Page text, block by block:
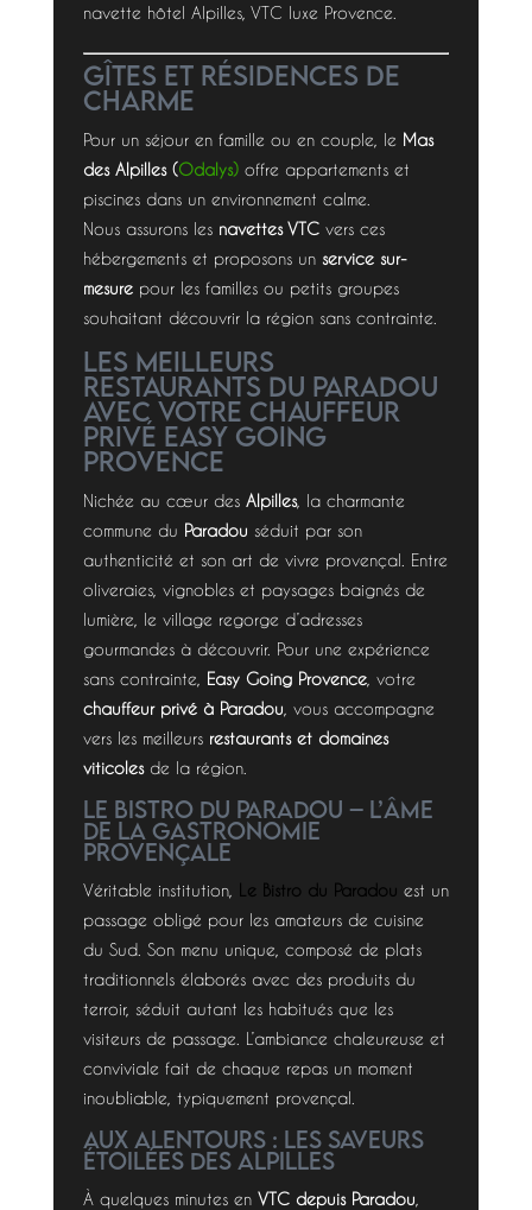
navette hôtel Alpilles, VTC luxe Provence.
Gîtes et résidences de
charme
Pour un séjour en famille ou en couple, le Mas
des Alpilles (Odalys)offre appartements et
piscines dans un environnement calme.
Nous assurons les navettes VTCvers ces
hébergements et proposons un service sur-
mesurepour les familles ou petits groupes
souhaitant découvrir la région sans contrainte.
Les meilleurs
restaurants du Paradou
avec votre chauffeur
privé Easy Going
Provence
Nichée au cœur des Alpilles, la charmante
commune du Paradou séduit par son
authenticité et son art de vivre provençal. Entre
oliveraies, vignobles et paysages baignés de
lumière, le village regorge d’adresses
gourmandes à découvrir. Pour une expérience
sans contrainte, Easy Going Provence, votre
chauffeur privé à Paradou , vous accompagne
vers les meilleurs restaurants et domaines
viticolesde la région.
Le Bistro du Paradou – L’âme
de la gastronomie
provençale
Véritable institution, Le Bistro du Paradou est un
passage obligé pour les amateurs de cuisine
du Sud. Son menu unique, composé de plats
traditionnels élaborés avec des produits du
terroir, séduit autant les habitués que les
visiteurs de passage. L’ambiance chaleureuse et
conviviale fait de chaque repas un moment
inoubliable, typiquement provençal.
Aux alentours : les saveurs
étoilées des Alpilles
À quelques minutes en VTC depuis Paradou